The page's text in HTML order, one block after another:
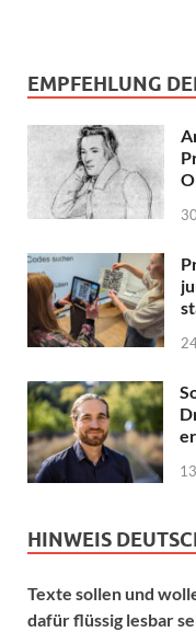
EMPFEHLUNG
HINWEIS
Texte sollen und
dafür flüssig lesbar